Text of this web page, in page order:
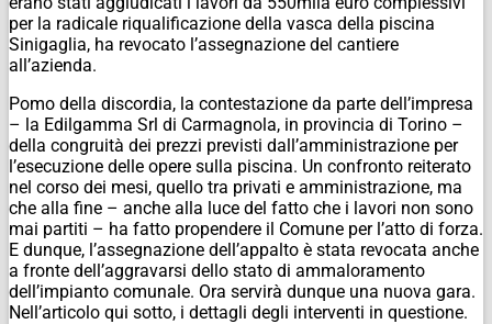
per la radicale riqualificazione della vasca della piscina
Sinigaglia, ha revocato l’assegnazione del cantiere
all’azienda.
Pomo della discordia, la contestazione da parte dell’impresa
– la Edilgamma Srl di Carmagnola, in provincia di Torino –
della congruità dei prezzi previsti dall’amministrazione per
l’esecuzione delle opere sulla piscina. Un confronto reiterato
nel corso dei mesi, quello tra privati e amministrazione, ma
che alla fine – anche alla luce del fatto che i lavori non sono
mai partiti – ha fatto propendere il Comune per l’atto di forza.
E dunque, l’assegnazione dell’appalto è stata revocata anche
a fronte dell’aggravarsi dello stato di ammaloramento
dell’impianto comunale. Ora servirà dunque una nuova gara.
Nell’articolo qui sotto, i dettagli degli interventi in questione.